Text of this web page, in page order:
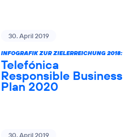
30. April 2019
INFOGRAFIK ZUR ZIELERREICHUNG 2018:
Telefónica
Responsible Business
Plan 2020
30. April 2019